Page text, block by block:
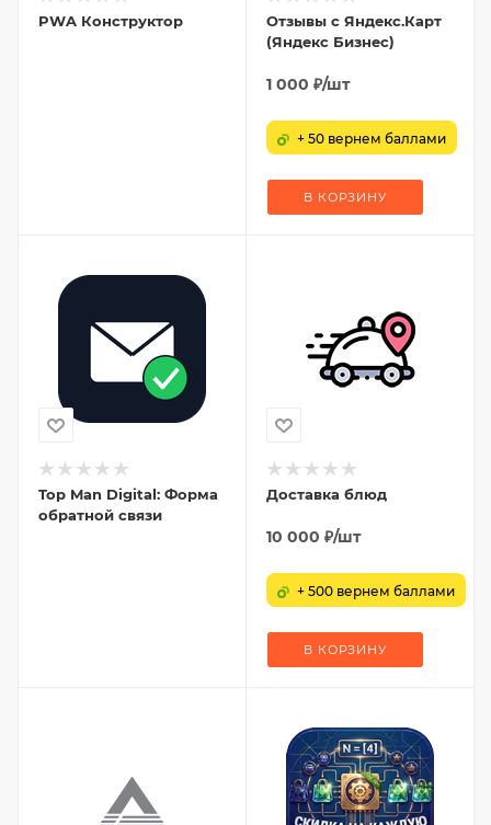
PWA Конструктор
Отзывы с Яндекс.Карт
(Яндекс Бизнес)
1 000 ₽/шт
+ 50 вернем баллами
В КОРЗИНУ
Top Man Digital: Форма
обратной связи
Доставка блюд
10 000 ₽/шт
+ 500 вернем баллами
В КОРЗИНУ